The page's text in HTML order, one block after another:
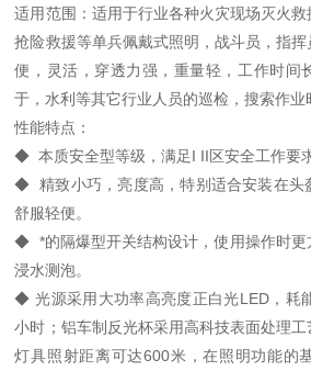
适用范围：适用于行业各种火灾现场灭火
抢险救援等单兵佩戴式照明，战斗员，指
便，灵活，穿透力强，重量轻，工作时间
于，水利等其它行业人员的巡检，搜索作业
性能特点：
◆ 本质安全型等级，满足I II区安全工作要求
◆ 精致小巧，亮度高，特别适合安装在头
舒服轻便。
◆ *的隔爆型开关结构设计，使用操作时更
浸水测泡。
◆ 光源采用大功率高亮度正白光LED，耗
小时；铝车制反光杯采用高科技表面处理工
灯具照射距离可达600米，在照明功能的